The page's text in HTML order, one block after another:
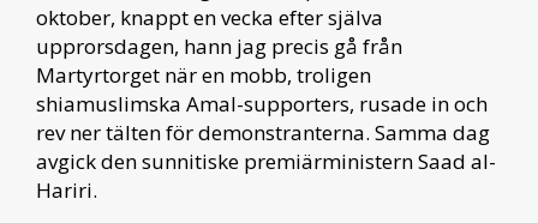
oktober, knappt en vecka efter själva
upprorsdagen, hann jag precis gå från
Martyrtorget när en mobb, troligen
shiamuslimska Amal-supporters, rusade in och
rev ner tälten för demonstranterna. Samma dag
avgick den sunnitiske premiärministern Saad al-
Hariri.